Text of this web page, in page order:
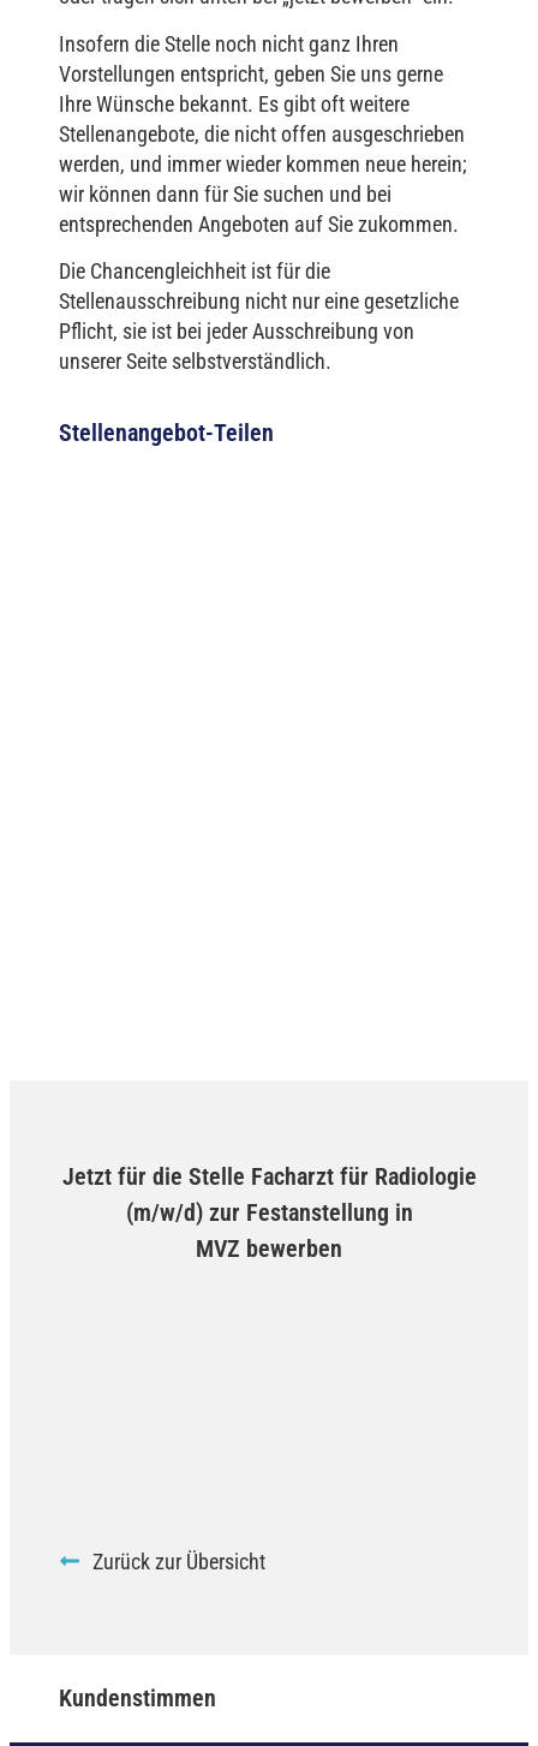
Insofern die Stelle noch nicht ganz Ihren
Vorstellungen entspricht, geben Sie uns gerne
Ihre Wünsche bekannt. Es gibt oft weitere
Stellenangebote, die nicht offen ausgeschrieben
werden, und immer wieder kommen neue herein;
wir können dann für Sie suchen und bei
entsprechenden Angeboten auf Sie zukommen.
Die Chancengleichheit ist für die
Stellenausschreibung nicht nur eine gesetzliche
Pflicht, sie ist bei jeder Ausschreibung von
unserer Seite selbstverständlich.
Stellenangebot-Teilen
Jetzt für die Stelle Facharzt für Radiologie
(m/w/d) zur Festanstellung in
MVZ bewerben
Zurück zur Übersicht
Kundenstimmen